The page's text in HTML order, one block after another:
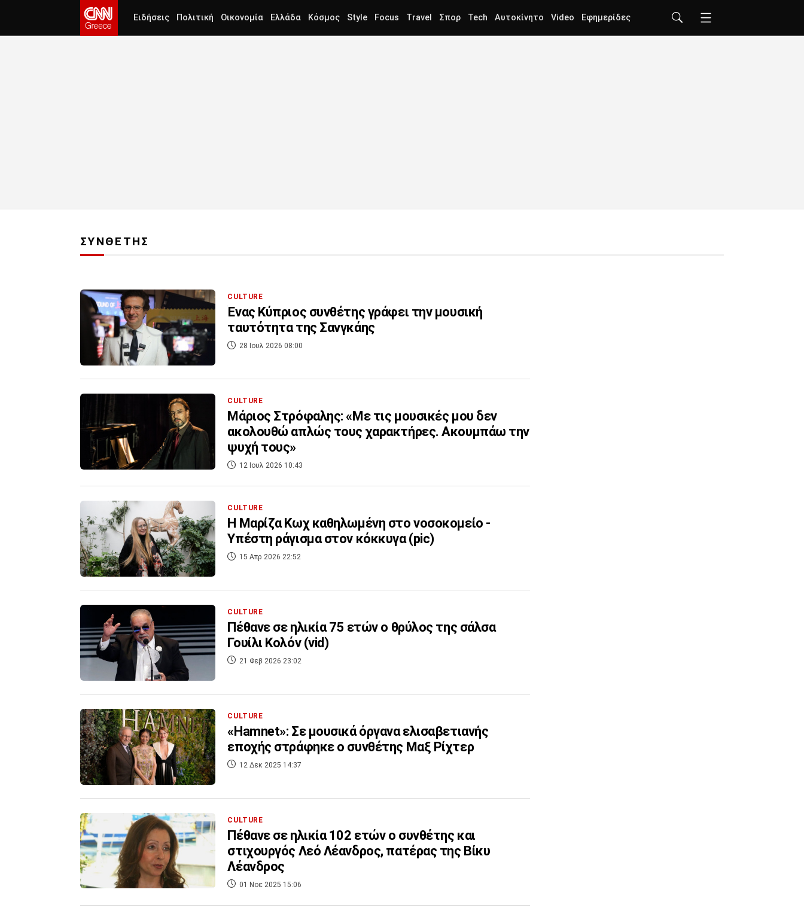
Ειδήσεις Πολιτική Οικονομία Ελλάδα Κόσμος Style Focus Travel Σπορ Tech Αυτοκίνητο Video Εφημερίδες
ΣΥΝΘΕΤΗΣ
CULTURE
Ένας Κύπριος συνθέτης γράφει την μουσική
ταυτότητα της Σανγκάης
28 Ιουλ 2026 08:00
CULTURE
Μάριος Στρόφαλης: «Με τις μουσικές μου δεν
ακολουθώ απλώς τους χαρακτήρες. Ακουμπάω την
ψυχή τους»
12 Ιουλ 2026 10:43
CULTURE
Η Μαρίζα Κωχ καθηλωμένη στο νοσοκομείο -
Υπέστη ράγισμα στον κόκκυγα (pic)
15 Απρ 2026 22:52
CULTURE
Πέθανε σε ηλικία 75 ετών ο θρύλος της σάλσα
Γουίλι Κολόν (vid)
21 Φεβ 2026 23:02
CULTURE
«Hamnet»: Σε μουσικά όργανα ελισαβετιανής
εποχής στράφηκε ο συνθέτης Μαξ Ρίχτερ
12 Δεκ 2025 14:37
CULTURE
Πέθανε σε ηλικία 102 ετών ο συνθέτης και
στιχουργός Λεό Λέανδρος, πατέρας της Βίκυ
Λέανδρος
01 Νοε 2025 15:06